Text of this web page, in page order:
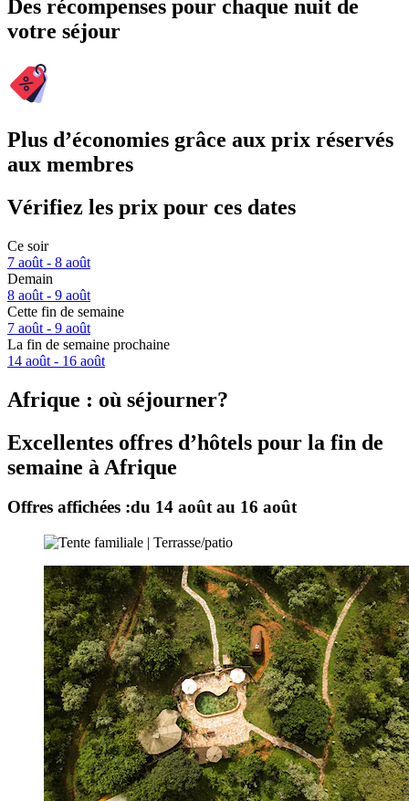
Des récompenses pour chaque nuit de
votre séjour
Plus d’économies grâce aux prix réservés
aux membres
Vérifiez les prix pour ces dates
Ce soir
7 août - 8 août
Demain
8 août - 9 août
Cette fin de semaine
7 août - 9 août
La fin de semaine prochaine
14 août - 16 août
Afrique : où séjourner?
Excellentes offres d’hôtels pour la fin de
semaine à Afrique
Offres affichées :du 14 août au 16 août